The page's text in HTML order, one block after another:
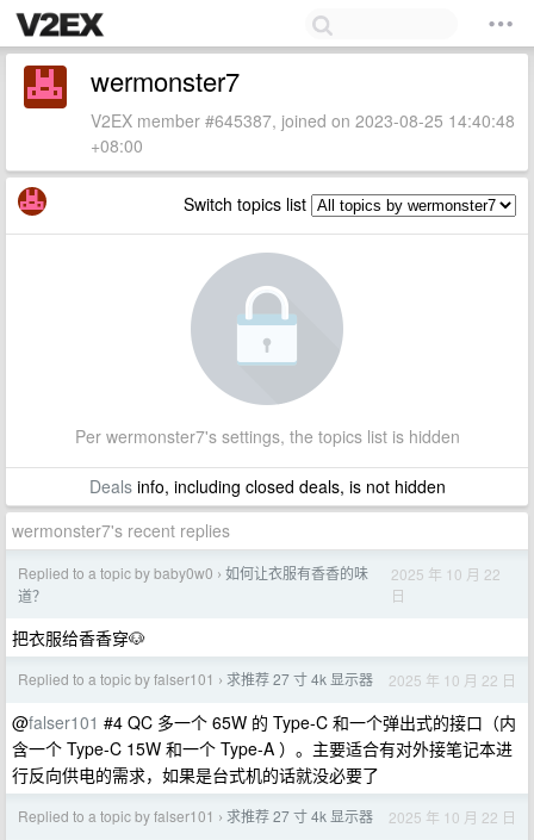
wermonster7
V2EX member #645387, joined on 2023-08-25 14:40:48
+08:00
Switch topics list
Per wermonster7's settings, the topics list is hidden
Dealsinfo, including closed deals, is not hidden
wermonster7's recent replies
Replied to a topic by baby0w0 › 如何让衣服有香香的味
道？
2025 年 10 月 22
日
把衣服给香香穿🐶
Replied to a topic by falser101 › 求推荐 27 寸 4k 显示器 2025 年 10 月 22 日
@falser101 #4 QC 多一个 65W 的 Type-C 和一个弹出式的接口（内
含一个 Type-C 15W 和一个 Type-A ）。主要适合有对外接笔记本进
行反向供电的需求，如果是台式机的话就没必要了
Replied to a topic by falser101 › 求推荐 27 寸 4k 显示器 2025 年 10 月 22 日